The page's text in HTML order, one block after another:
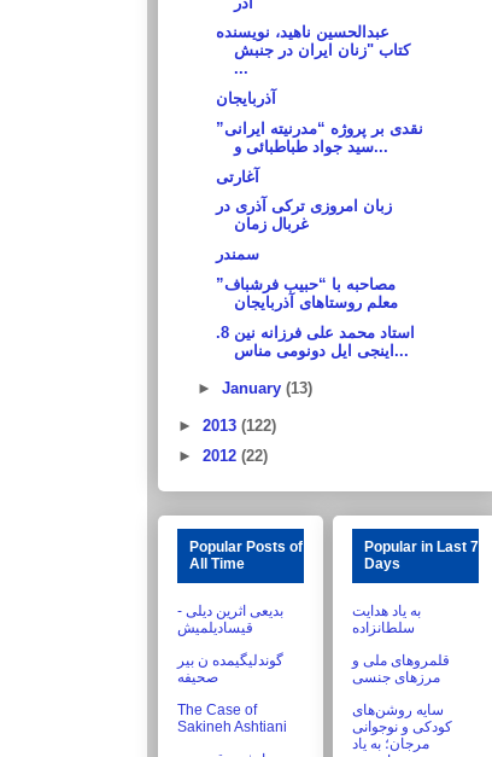
عبدالحسین ناهید، نویسنده
کتاب "زنان ایران در جنبش
...
آذربایجان
نقدی بر پروژه “مدرنیته ایرانی”
سید جواد طباطبائی و...
آغارتی
زبان امروزی ترکی آذری در
غربال زمان
سمندر
مصاحبه با “حبیب فرشباف”
معلم روستاهای آذربایجان
استاد محمد علی فرزانه نین 8.
اینجی ایل دونومی مناس...
► January (13)
► 2013 (122)
► 2012 (22)
Popular Posts of
All Time
بدیعی اثرین دیلی -
قیسادیلمیش
گوندلیگیمده ن بیر
صحیفه
The Case of
Sakineh Ashtiani
Popular in Last 7
Days
به یاد هدایت
سلطانزاده
قلمروهای ملی و
مرزهای جنسی
سایه روشن‌های
کودکی و نوجوانی
مرجان؛ به یاد